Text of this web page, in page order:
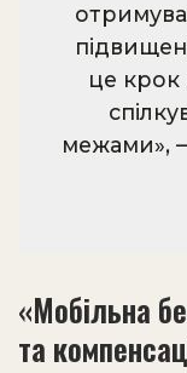
це крок
межами»,
«Мобільна
та